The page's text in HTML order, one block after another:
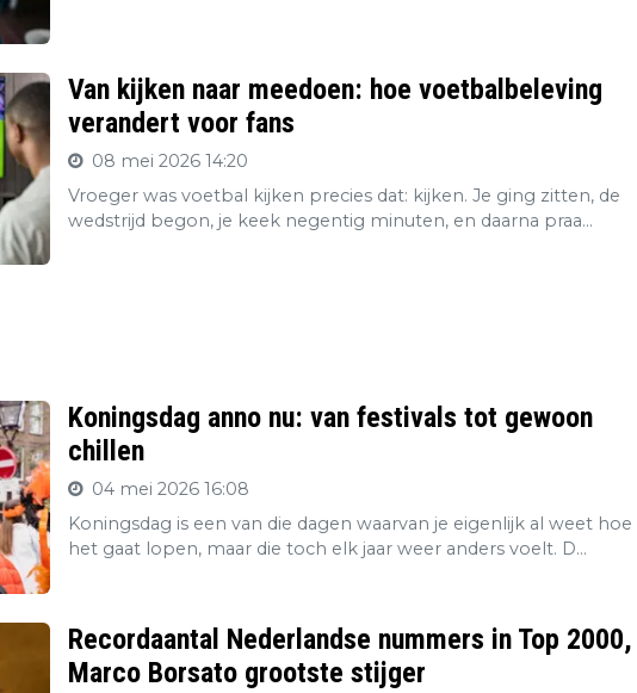
Van kijken naar meedoen: hoe voetbalbeleving
verandert voor fans
08 mei 2026 14:20
Vroeger was voetbal kijken precies dat: kijken. Je ging zitten, de
wedstrijd begon, je keek negentig minuten, en daarna praa...
Koningsdag anno nu: van festivals tot gewoon
chillen
04 mei 2026 16:08
Koningsdag is een van die dagen waarvan je eigenlijk al weet hoe
het gaat lopen, maar die toch elk jaar weer anders voelt. D...
Recordaantal Nederlandse nummers in Top 2000,
Marco Borsato grootste stijger